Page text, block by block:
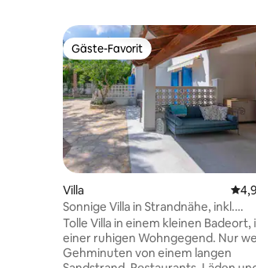
Gäste-Favorit
Gäste-Favorit
Villa
Sonnige Villa in Strandnähe, inkl.
Flughafentransfer
Tolle Villa in einem kleinen Badeort,
einer ruhigen Wohngegend. Nur
Gehminuten von einem langen